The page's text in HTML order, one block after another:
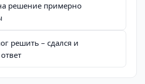
решение примерно
решить – сдался и